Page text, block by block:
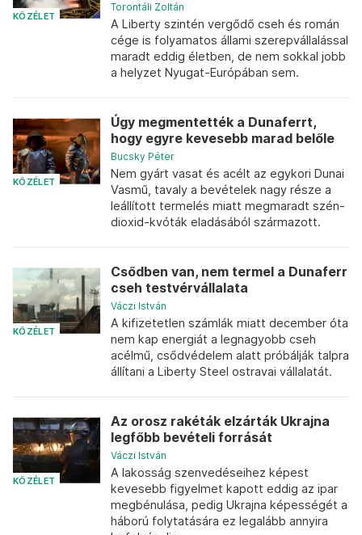
KÖZÉLET
Torontáli Zoltán
A Liberty szintén vergődő cseh és román
cége is folyamatos állami szerepvállalással
maradt eddig életben, de nem sokkal jobb
a helyzet Nyugat-Európában sem.
KÖZÉLET
Úgy megmentették a Dunaferrt,
hogy egyre kevesebb marad belőle
Bucsky Péter
Nem gyárt vasat és acélt az egykori Dunai
Vasmű, tavaly a bevételek nagy része a
leállított termelés miatt megmaradt szén-
dioxid-kvóták eladásából származott.
KÖZÉLET
Csődben van, nem termel a Dunaferr
cseh testvérvállalata
Váczi István
A kifizetetlen számlák miatt december óta
nem kap energiát a legnagyobb cseh
acélmű, csődvédelem alatt próbálják talpra
állítani a Liberty Steel ostravai vállalatát.
KÖZÉLET
Az orosz rakéták elzárták Ukrajna
legfőbb bevételi forrását
Váczi István
A lakosság szenvedéseihez képest
kevesebb figyelmet kapott eddig az ipar
megbénulása, pedig Ukrajna képességét a
háború folytatására ez legalább annyira